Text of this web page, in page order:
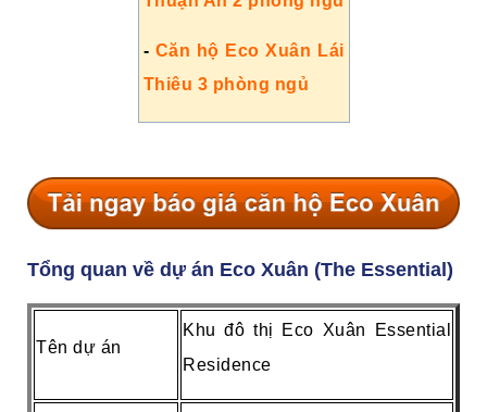
- Căn hộ Eco Xuân Lái
Thiêu 3 phòng ngủ
Tổng quan về dự án Eco Xuân (The Essential)
Tên dự án
Khu đô thị Eco Xuân Essential
Residence